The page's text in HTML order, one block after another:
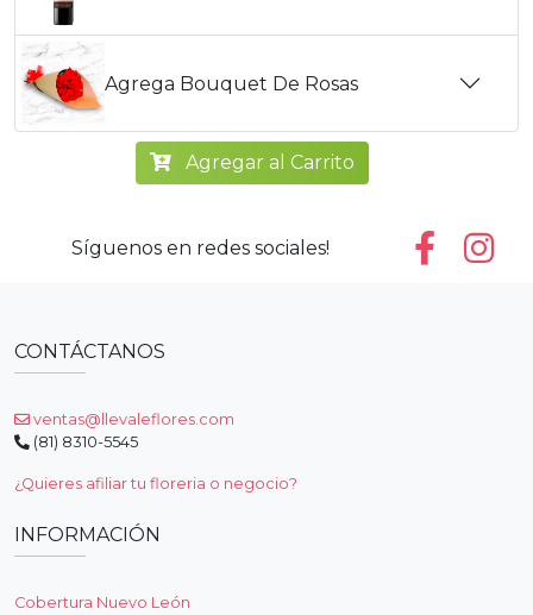
Agrega Bouquet De Rosas
Agregar al Carrito
Síguenos en redes sociales!
CONTÁCTANOS
ventas@llevaleflores.com
(81) 8310-5545
¿Quieres afiliar tu floreria o negocio?
INFORMACIÓN
Cobertura Nuevo León